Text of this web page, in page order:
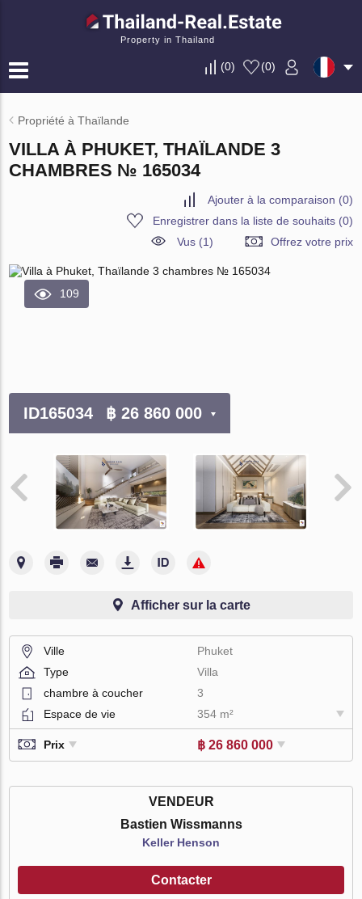
Property in Thailand
(0) (0)
Propriété à Thaïlande
VILLA À PHUKET, THAÏLANDE 3
CHAMBRES № 165034
Ajouter à la comparaison (0)
Enregistrer dans la liste de souhaits(0)
Vus (1)
Offrez votre prix
109
ID165034 ฿ 26 860 000
Afficher sur la carte
Ville
Phuket
Type
Villa
chambre à coucher
3
Espace de vie
354 m²
Prix ฿ 26 860 000
VENDEUR
Bastien Wissmanns
Keller Henson
Contacter